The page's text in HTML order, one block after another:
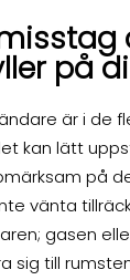
på
är i de
kan lätt
på
vänta
gasen
sig till